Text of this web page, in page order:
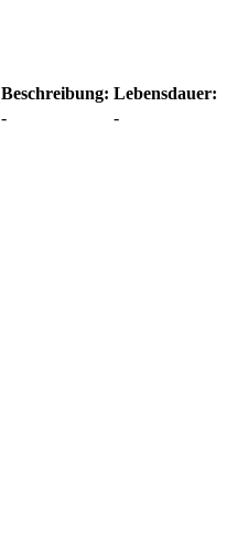
Beschreibung: Lebensdauer:
- -